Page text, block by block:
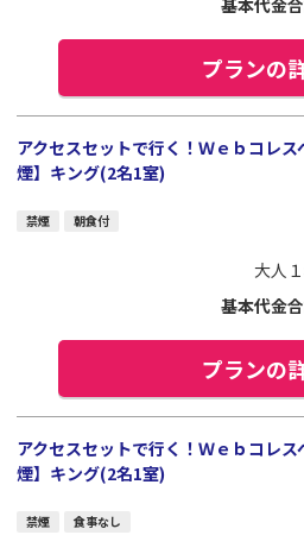
基本代金
プランの
アクセスセットで行く！Ｗｅｂコレ
煙】キング(2名1室)
禁煙 朝食付
大人
基本代金
プランの
アクセスセットで行く！Ｗｅｂコレ
煙】キング(2名1室)
禁煙 食事なし